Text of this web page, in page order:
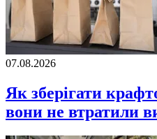
07.08.2026
Як зберігати
вони не втратили